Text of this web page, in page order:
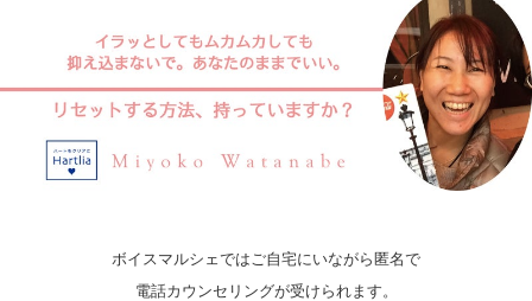
ボイスマルシェではご自宅にいながら匿名で
電話カウンセリングが受けられます。